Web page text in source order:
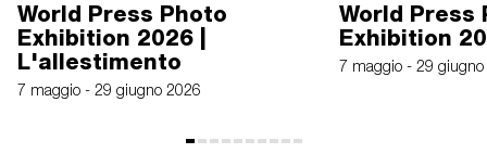
World Press Photo
Exhibition 2026 |
L'allestimento
7 maggio - 29 giugno 2026
World Press
Exhibition
7 maggio - 29